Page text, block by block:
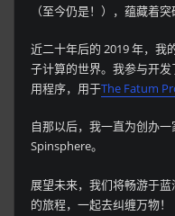
（至今仍是！），蕴藏着
近二十年后的 2019 年，我
子计算的世界。我参与开
用程序，用于The Fatum
自那以后，我一直为创办
Spinsphere。
展望未来，我们将畅游于
的旅程，一起去纠缠万物！